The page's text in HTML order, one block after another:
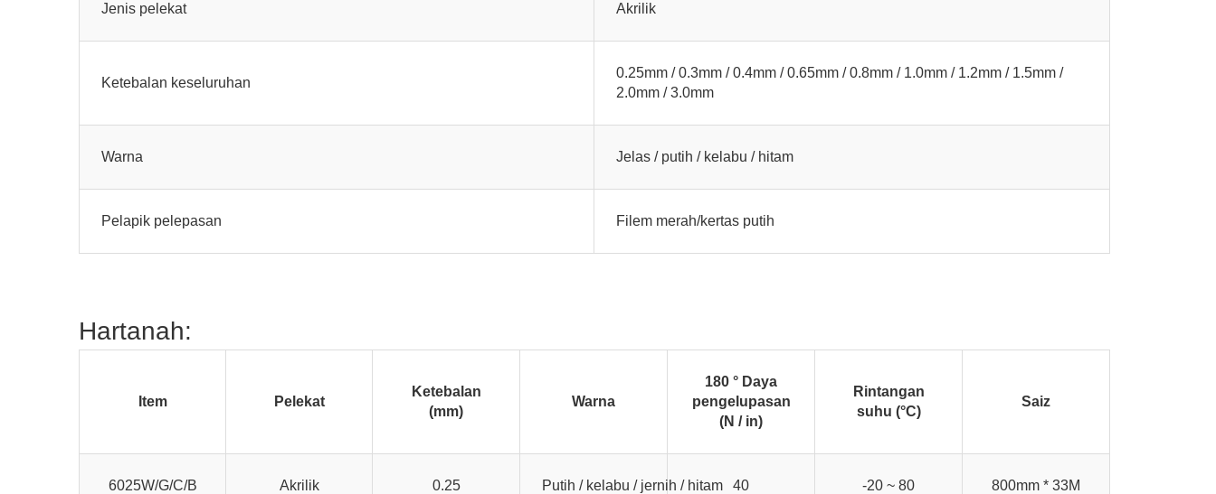
Jenis pelekat Akrilik
Ketebalan keseluruhan
0.25mm / 0.3mm / 0.4mm / 0.65mm / 0.8mm / 1.0mm / 1.2mm / 1.5mm /
2.0mm / 3.0mm
Warna Jelas / putih / kelabu / hitam
Pelapik pelepasan Filem merah/kertas putih
Hartanah:
Item Pelekat
Ketebalan
(mm)
Warna
180 ° Daya
pengelupasan
(N / in)
Rintangan
suhu (°C)
Saiz
6025W/G/C/B Akrilik 0.25 Putih / kelabu / jernih / hitam 40 -20 ~ 80 800mm * 33M